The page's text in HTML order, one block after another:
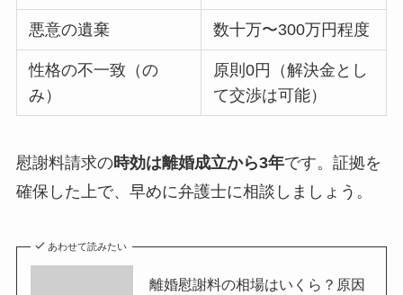
悪意の遺棄 数十万〜300万円程度
性格の不一致（の
み）
原則0円（解決金とし
て交渉は可能）
慰謝料請求の時効は離婚成立から3年です。証拠を
確保した上で、早めに弁護士に相談しましょう。
あわせて読みたい
離婚慰謝料の相場はいくら？原因